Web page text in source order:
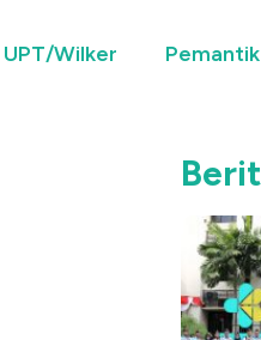
UPT/Wilker Pemantik